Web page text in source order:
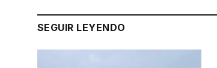
SEGUIR LEYENDO